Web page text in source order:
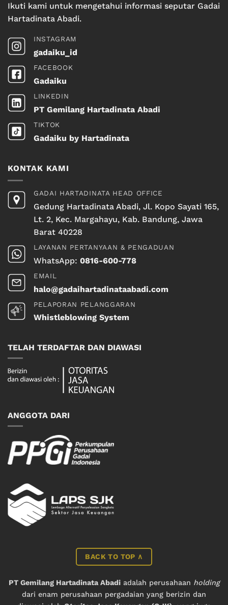
Ikuti kami untuk mengetahui informasi seputar Gadai
Hartadinata Abadi.
INSTAGRAM
gadaiku_id
FACEBOOK
Gadaiku
LINKEDIN
PT Gemilang Hartadinata Abadi
TIKTOK
Gadaiku by Hartadinata
KONTAK KAMI
GADAI HARTADINATA HEAD OFFICE
Gedung Hartadinata Abadi, Jl. Kopo Sayati 165,
Lt. 2, Kec. Margahayu, Kab. Bandung, Jawa
Barat 40228
LAYANAN PERTANYAAN & PENGADUAN
WhatsApp: 0816-600-778
EMAIL
halo@gadaihartadinataabadi.com
PELAPORAN PELANGGARAN
Whistleblowing System
TELAH TERDAFTAR DAN DIAWASI
ANGGOTA DARI
BACK TO TOP ∧
PT Gemilang Hartadinata Abadiadalah perusahaan holding
dari enam perusahaan pergadaian yang berizin dan